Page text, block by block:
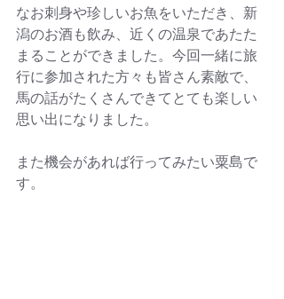
なお刺身や珍しいお魚をいただき、新
潟のお酒も飲み、近くの温泉であたた
まることができました。今回一緒に旅
行に参加された方々も皆さん素敵で、
馬の話がたくさんできてとても楽しい
思い出になりました。
また機会があれば行ってみたい粟島で
す。